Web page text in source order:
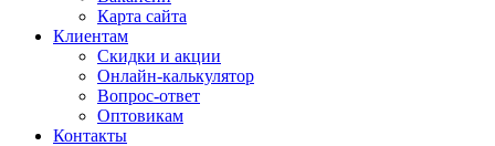
Карта сайта
Клиентам
Скидки и акции
Онлайн-калькулятор
Вопрос-ответ
Оптовикам
Контакты